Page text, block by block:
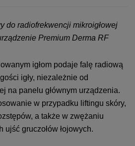
do radiofrekwencji mikroigłowej
Premium Derma RF
igłom podaje falę radiową
igły, niezależnie od
na panelu głównym urządzenia.
w przypadku liftingu skóry,
a także w zwężaniu
ujść gruczołów łojowych.